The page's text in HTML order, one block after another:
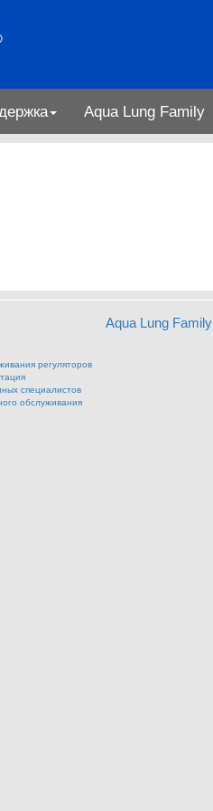
Aqua Lung Family
регуляторов
специалистов
обслуживания
Aqua Lung Family